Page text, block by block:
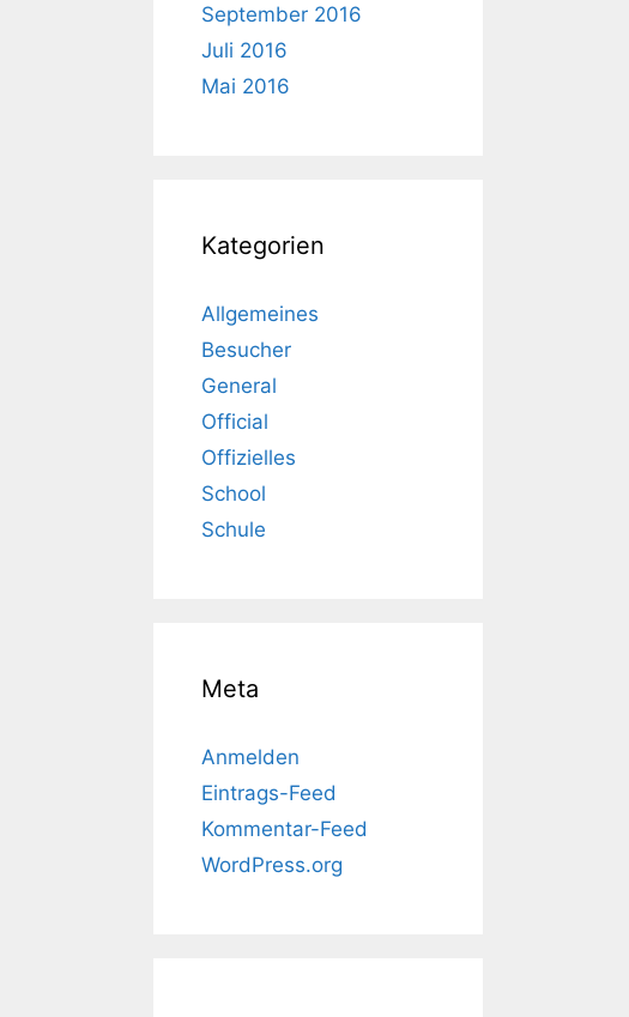
September 2016
Juli 2016
Mai 2016
Kategorien
Allgemeines
Besucher
General
Official
Offizielles
School
Schule
Meta
Anmelden
Eintrags-Feed
Kommentar-Feed
WordPress.org